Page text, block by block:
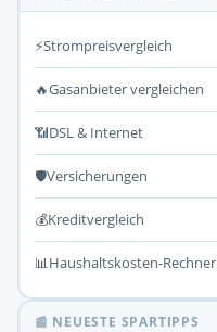
⚡Strompreisvergleich
🔥Gasanbieter vergleichen
📶DSL & Internet
🛡️Versicherungen
💰Kreditvergleich
📊Haushaltskosten-Rechner
📰 NEUESTE SPARTIPPS